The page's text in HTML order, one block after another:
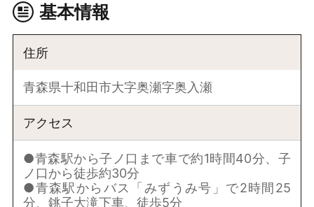
基本情報
住所
青森県十和田市大字奥瀬字奥入瀬
アクセス
●青森駅から子ノ口まで車で約1時間40分、子
ノ口から徒歩約30分
●青森駅からバス「みずうみ号」で2時間25
分、銚子大滝下車、徒歩5分